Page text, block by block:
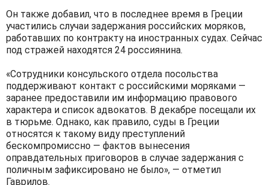
Он также добавил, что в последнее время в Греции
участились случаи задержания российских моряков,
работавших по контракту на иностранных судах. Сейчас
под стражей находятся 24 россиянина.
«Сотрудники консульского отдела посольства
поддерживают контакт с российскими моряками —
заранее предоставили им информацию правового
характера и список адвокатов. В декабре посещали их
в тюрьме. Однако, как правило, суды в Греции
относятся к такому виду преступлений
бескомпромиссно — фактов вынесения
оправдательных приговоров в случае задержания с
поличным зафиксировано не было», — отметил
Гаврилов.